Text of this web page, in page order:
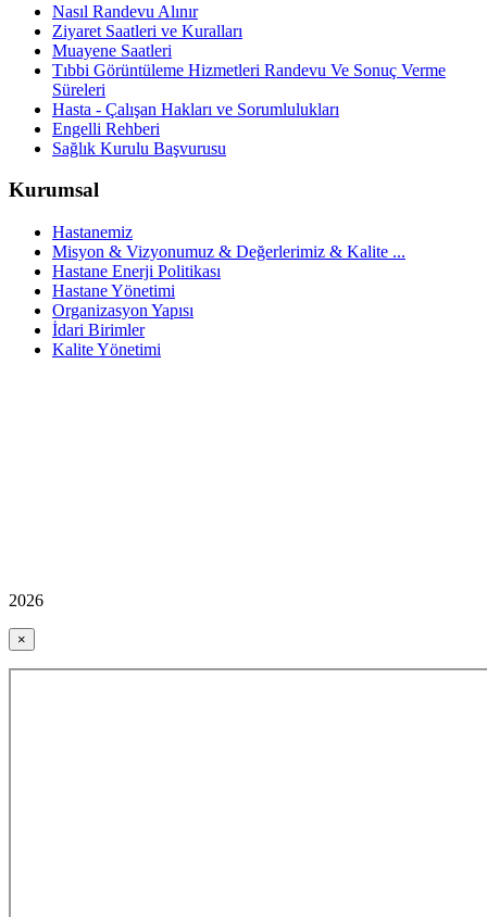
Nasıl Randevu Alınır
Ziyaret Saatleri ve Kuralları
Muayene Saatleri
Tıbbi Görüntüleme Hizmetleri Randevu Ve Sonuç Verme
Süreleri
Hasta - Çalışan Hakları ve Sorumlulukları
Engelli Rehberi
Sağlık Kurulu Başvurusu
Kurumsal
Hastanemiz
Misyon & Vizyonumuz & Değerlerimiz & Kalite ...
Hastane Enerji Politikası
Hastane Yönetimi
Organizasyon Yapısı
İdari Birimler
Kalite Yönetimi
2026
×